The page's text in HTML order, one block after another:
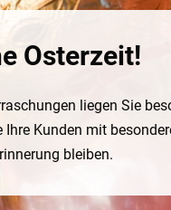
Osterzeit!
liegen Sie
Ihre Kunden mit
bleiben.